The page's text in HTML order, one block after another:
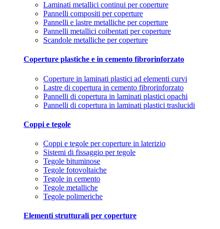
Laminati metallici continui per coperture
Pannelli compositi per coperture
Pannelli e lastre metalliche per coperture
Pannelli metallici coibentati per coperture
Scandole metalliche per coperture
Coperture plastiche e in cemento fibrorinforzato
Coperture in laminati plastici ad elementi curvi
Lastre di copertura in cemento fibrorinforzato
Pannelli di copertura in laminati plastici opachi
Pannelli di copertura in laminati plastici traslucidi
Coppi e tegole
Coppi e tegole per coperture in laterizio
Sistemi di fissaggio per tegole
Tegole bituminose
Tegole fotovoltaiche
Tegole in cemento
Tegole metalliche
Tegole polimeriche
Elementi strutturali per coperture